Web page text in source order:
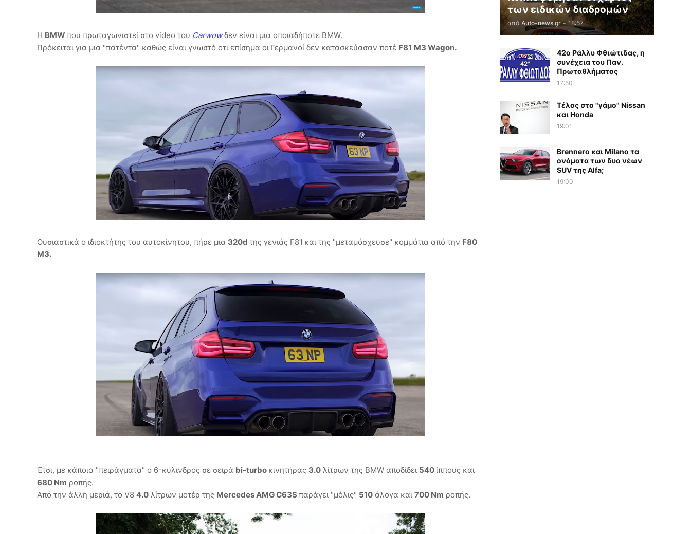
H BMW που πρωταγωνιστεί στο video του Carwow δεν είναι μια οποιαδήποτε BMW.
Πρόκειται για μια "πατέντα" καθώς είναι γνωστό οτι επίσημα οι Γερμανοί δεν κατασκεύασαν ποτέ F81 M3 Wagon.
Ουσιαστικά ο ιδιοκτήτης του αυτοκίνητου, πήρε μια 320d της γενιάς F81 και της "μεταμόσχευσε" κομμάτια από την F80
M3.
Έτσι, με κάποια "πειράγματα" ο 6-κύλινδρος σε σειρά bi-turbo κινητήρας 3.0 λίτρων της BMW αποδίδει 540 ίππους και
680 Nm ροπής.
Από την άλλη μεριά, το V8 4.0 λίτρων μοτέρ της Mercedes AMG C63S παράγει "μόλις" 510 άλογα και 700 Nm ροπής.
των ειδικών διαδρομών
από Auto-news.gr - 18:57
42ο Ράλλυ Φθιώτιδας, η
συνέχεια του Παν.
Πρωταθλήματος
17:50
Τέλος στο "γάμο" Nissan
και Honda
19:01
Brennero και Milano τα
ονόματα των δυο νέων
SUV της Alfa;
19:00